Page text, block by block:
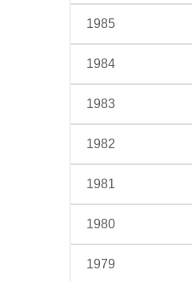
1985
1984
1983
1982
1981
1980
1979